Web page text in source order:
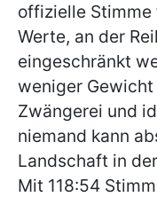
offizielle
Werte, an der
eingeschränkt
weniger Gewicht
Zwängerei und
niemand kann
Landschaft in
Mit 118:54